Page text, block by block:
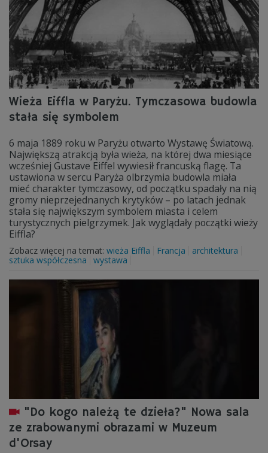
Wieża Eiffla w Paryżu. Tymczasowa budowla
stała się symbolem
6 maja 1889 roku w Paryżu otwarto Wystawę Światową.
Największą atrakcją była wieża, na której dwa miesiące
wcześniej Gustave Eiffel wywiesił francuską flagę. Ta
ustawiona w sercu Paryża olbrzymia budowla miała
mieć charakter tymczasowy, od początku spadały na nią
gromy nieprzejednanych krytyków – po latach jednak
stała się największym symbolem miasta i celem
turystycznych pielgrzymek. Jak wyglądały początki wieży
Eiffla?
Zobacz więcej na temat: wieża Eiffla Francja
architektura
sztuka współczesna
wystawa
"Do kogo należą te dzieła?" Nowa sala
ze zrabowanymi obrazami w Muzeum
d'Orsay